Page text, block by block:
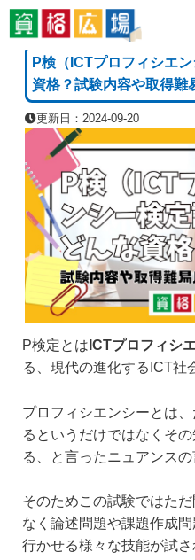
資格広場≫ IT・コンピュータ・情報処理
[PR]
P検（ICTプロフィシエ
資格？試験内容や取得難
更新日：2024-09-20
P検定とは ICTプロフィシ
る、現代の進化するICT社
プロフィシエンシーとは
るというだけではなくそ
る、と言ったニュアンスの
そのためこの試験ではた
なく論述問題や課題作成
行かせる様々な技能が試さ